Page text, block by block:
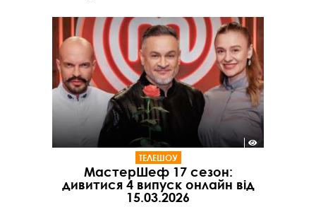
ТЕЛЕШОУ
МастерШеф 17 сезон:
дивитися 4 випуск онлайн від
15.03.2026